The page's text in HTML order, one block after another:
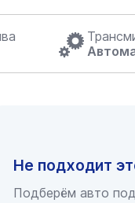
Не подходит
Подберём авто